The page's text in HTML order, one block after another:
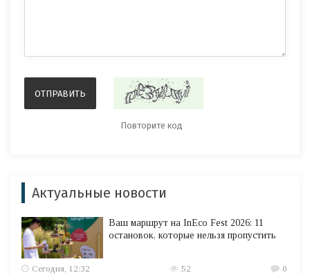
Актуальные новости
Ваш маршрут на InEco Fest 2026: 11
остановок, которые нельзя пропустить
Сегодня, 12:32 52 0